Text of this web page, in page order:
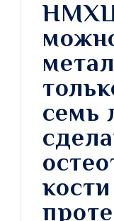
НМХЦ
семь